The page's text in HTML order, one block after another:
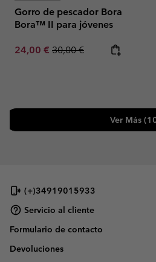
Gorro de pescador Bora
Bora™ II para jóvenes
Sale price:
24,00 € Regular price:
30,00 €
Ver Más
(+)34919015933
Servicio al cliente
Formulario de contacto
Devoluciones